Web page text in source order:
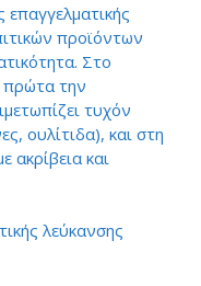
προϊόντων
Στο
πρώτα την
τυχόν
ουλίτιδα), και στη
ακρίβεια και
λεύκανσης